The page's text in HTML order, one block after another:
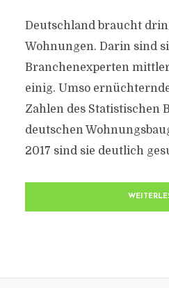
Deutschland braucht
Wohnungen. Darin sind
Branchenexperten
einig. Umso
Zahlen des Statistischen
deutschen
2017 sind sie deutlich